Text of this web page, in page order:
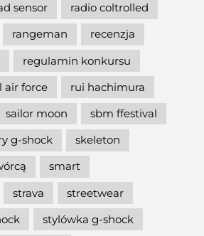
sensor
radio coltrolled
rangeman
recenzja
regulamin konkursu
air force
rui hachimura
sailor moon
sbm ffestival
g-shock
skeleton
smart
strava
streetwear
stylówka g-shock